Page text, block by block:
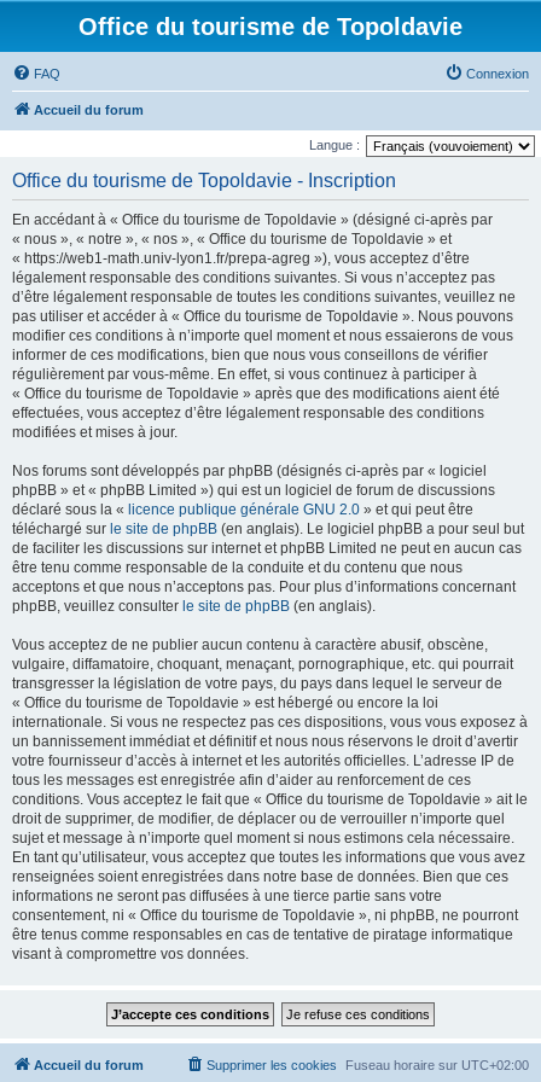
Office du tourisme de Topoldavie
FAQ Connexion
Accueil du forum
Langue :
Office du tourisme de Topoldavie - Inscription
En accédant à « Office du tourisme de Topoldavie » (désigné ci-après par
« nous », « notre », « nos », « Office du tourisme de Topoldavie » et
« https://web1-math.univ-lyon1.fr/prepa-agreg »), vous acceptez d’être
légalement responsable des conditions suivantes. Si vous n’acceptez pas
d’être légalement responsable de toutes les conditions suivantes, veuillez ne
pas utiliser et accéder à « Office du tourisme de Topoldavie ». Nous pouvons
modifier ces conditions à n’importe quel moment et nous essaierons de vous
informer de ces modifications, bien que nous vous conseillons de vérifier
régulièrement par vous-même. En effet, si vous continuez à participer à
« Office du tourisme de Topoldavie » après que des modifications aient été
effectuées, vous acceptez d’être légalement responsable des conditions
modifiées et mises à jour.
Nos forums sont développés par phpBB (désignés ci-après par « logiciel
phpBB » et « phpBB Limited ») qui est un logiciel de forum de discussions
déclaré sous la « licence publique générale GNU 2.0 » et qui peut être
téléchargé sur le site de phpBB (en anglais). Le logiciel phpBB a pour seul but
de faciliter les discussions sur internet et phpBB Limited ne peut en aucun cas
être tenu comme responsable de la conduite et du contenu que nous
acceptons et que nous n’acceptons pas. Pour plus d’informations concernant
phpBB, veuillez consulter le site de phpBB (en anglais).
Vous acceptez de ne publier aucun contenu à caractère abusif, obscène,
vulgaire, diffamatoire, choquant, menaçant, pornographique, etc. qui pourrait
transgresser la législation de votre pays, du pays dans lequel le serveur de
« Office du tourisme de Topoldavie » est hébergé ou encore la loi
internationale. Si vous ne respectez pas ces dispositions, vous vous exposez à
un bannissement immédiat et définitif et nous nous réservons le droit d’avertir
votre fournisseur d’accès à internet et les autorités officielles. L’adresse IP de
tous les messages est enregistrée afin d’aider au renforcement de ces
conditions. Vous acceptez le fait que « Office du tourisme de Topoldavie » ait le
droit de supprimer, de modifier, de déplacer ou de verrouiller n’importe quel
sujet et message à n’importe quel moment si nous estimons cela nécessaire.
En tant qu’utilisateur, vous acceptez que toutes les informations que vous avez
renseignées soient enregistrées dans notre base de données. Bien que ces
informations ne seront pas diffusées à une tierce partie sans votre
consentement, ni « Office du tourisme de Topoldavie », ni phpBB, ne pourront
être tenus comme responsables en cas de tentative de piratage informatique
visant à compromettre vos données.
Accueil du forum Fuseau horaire sur UTC+02:00
Supprimer les cookies